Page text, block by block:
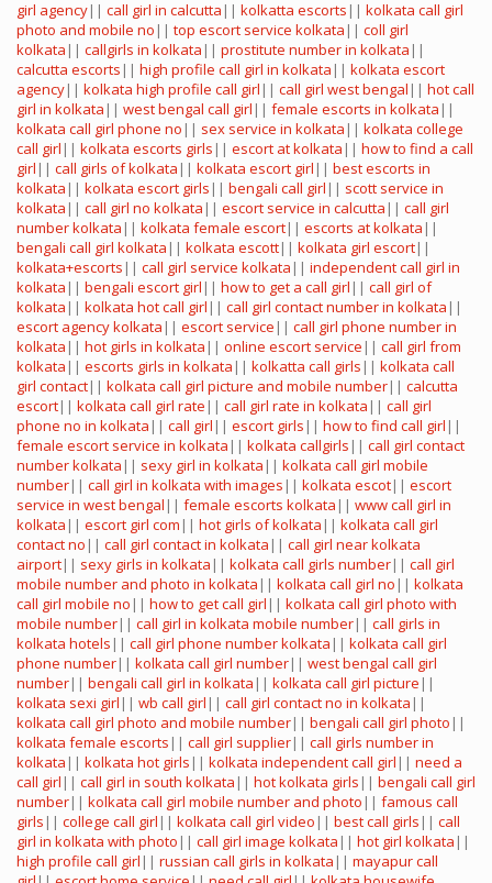
girl agency|| call girl in calcutta || kolkatta escorts || kolkata call girl
photo and mobile no || top escort service kolkata || coll girl
kolkata || callgirls in kolkata || prostitute number in kolkata ||
calcutta escorts || high profile call girl in kolkata || kolkata escort
agency|| kolkata high profile call girl || call girl west bengal || hot call
girl in kolkata || west bengal call girl || female escorts in kolkata ||
kolkata call girl phone no || sex service in kolkata || kolkata college
call girl || kolkata escorts girls || escort at kolkata || how to find a call
girl || call girls of kolkata || kolkata escort girl || best escorts in
kolkata || kolkata escort girls || bengali call girl || scott service in
kolkata || call girl no kolkata || escort service in calcutta || call girl
number kolkata || kolkata female escort|| escorts at kolkata ||
bengali call girl kolkata || kolkata escott|| kolkata girl escort||
kolkata+escorts || call girl service kolkata || independent call girl in
kolkata || bengali escort girl || how to get a call girl || call girl of
kolkata || kolkata hot call girl || call girl contact number in kolkata ||
escort agency kolkata || escort service || call girl phone number in
kolkata || hot girls in kolkata || online escort service || call girl from
kolkata || escorts girls in kolkata || kolkatta call girls || kolkata call
girl contact|| kolkata call girl picture and mobile number|| calcutta
escort|| kolkata call girl rate || call girl rate in kolkata || call girl
phone no in kolkata || call girl || escort girls || how to find call girl ||
female escort service in kolkata || kolkata callgirls || call girl contact
number kolkata || sexy girl in kolkata || kolkata call girl mobile
number|| call girl in kolkata with images || kolkata escot|| escort
service in west bengal || female escorts kolkata || www call girl in
kolkata || escort girl com || hot girls of kolkata || kolkata call girl
contact no || call girl contact in kolkata || call girl near kolkata
airport|| sexy girls in kolkata || kolkata call girls number|| call girl
mobile number and photo in kolkata || kolkata call girl no || kolkata
call girl mobile no || how to get call girl || kolkata call girl photo with
mobile number|| call girl in kolkata mobile number|| call girls in
kolkata hotels || call girl phone number kolkata || kolkata call girl
phone number|| kolkata call girl number|| west bengal call girl
number|| bengali call girl in kolkata || kolkata call girl picture ||
kolkata sexi girl || wb call girl || call girl contact no in kolkata ||
kolkata call girl photo and mobile number|| bengali call girl photo ||
kolkata female escorts || call girl supplier|| call girls number in
kolkata || kolkata hot girls || kolkata independent call girl || need a
call girl || call girl in south kolkata || hot kolkata girls || bengali call girl
number|| kolkata call girl mobile number and photo || famous call
girls || college call girl || kolkata call girl video || best call girls || call
girl in kolkata with photo || call girl image kolkata || hot girl kolkata ||
high profile call girl || russian call girls in kolkata || mayapur call